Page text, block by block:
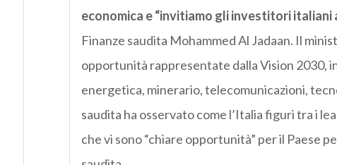
economica e “invitiamo gli investitori italiani
Finanze saudita Mohammed Al Jadaan. Il
opportunità rappresentate dalla Vision 2030,
energetica, minerario, telecomunicazioni,
saudita ha osservato come l’Italia figuri tra i
che vi sono “chiare opportunità” per il Paese